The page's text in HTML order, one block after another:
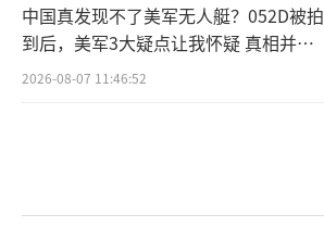
中国真发现不了美军无人艇？052D被拍
到后，美军3大疑点让我怀疑 真相并非
如此
2026-08-07 11:46:52